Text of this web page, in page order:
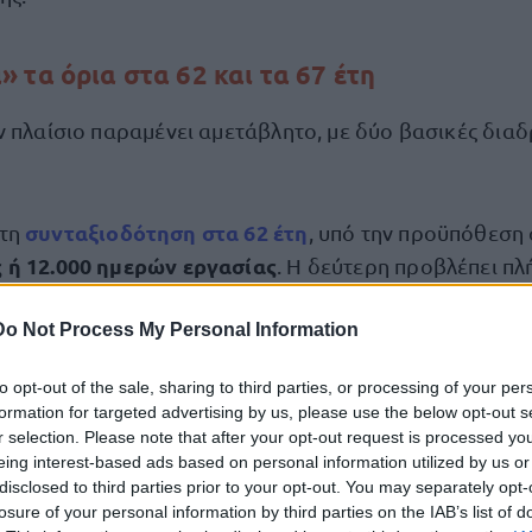
Not Process My Personal Information
opt-out of the sale, sharing to third parties, or processing of your
for targeted advertising by us, please use the below opt-out
selection. Please note that after your opt-out request is processed
interest-based ads based on personal information utilized by us
to third parties prior to your opt-out. You may separately
of your personal information by third parties on the IAB’s list of
τα όρια στα 62 και τα 67 έτη
πλαίσιο παραμένει αμετάβλητο, με δύο βασικές
συνταξιοδότηση στα 62 έτη , υπό την
12.000 ημερών εργασίας . Η δεύτερη προβλέπει
από το 2010, μέχρι σήμερα δεν έχει οδηγήσει σε
ετών δεν δικαιολόγησαν αναπροσαρμογές.
που δεν επηρεάζονται από